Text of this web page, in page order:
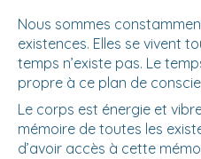
Nous sommes
existences. Elles se vivent
temps n’existe pas. Le
propre à ce plan de
Le corps est énergie et
mémoire de toutes les
d’avoir accès à cette